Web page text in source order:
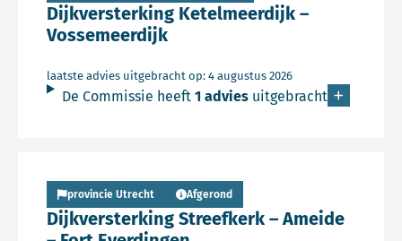
Dijkversterking Ketelmeerdijk –
Vossemeerdijk
laatste advies uitgebracht op: 4 augustus 2026
De Commissie heeft 1 adviesuitgebracht
Dijkversterking Streefkerk – Ameide
provincie Utrecht Afgerond